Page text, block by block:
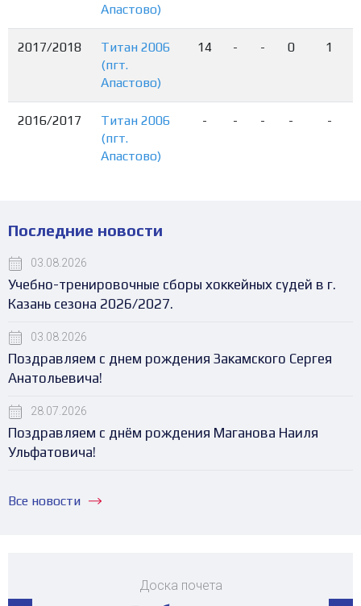
Апастово)
2017/2018
Титан 2006
(пгт.
Апастово)
14 - - 0 1
2016/2017
Титан 2006
(пгт.
Апастово)
- - - - -
Последние новости
03.08.2026
Учебно-тренировочные сборы хоккейных судей в г.
Казань сезона 2026/2027.
03.08.2026
Поздравляем с днем рождения Закамского Сергея
Анатольевича!
28.07.2026
Поздравляем с днём рождения Маганова Наиля
Ульфатовича!
Все новости
Доска почета